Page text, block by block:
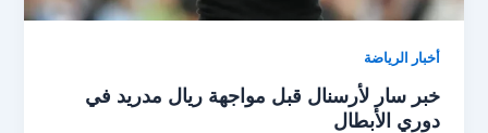
أخبار الرياضة
خبر سار لأرسنال قبل مواجهة ريال مدريد في
دوري الأبطال